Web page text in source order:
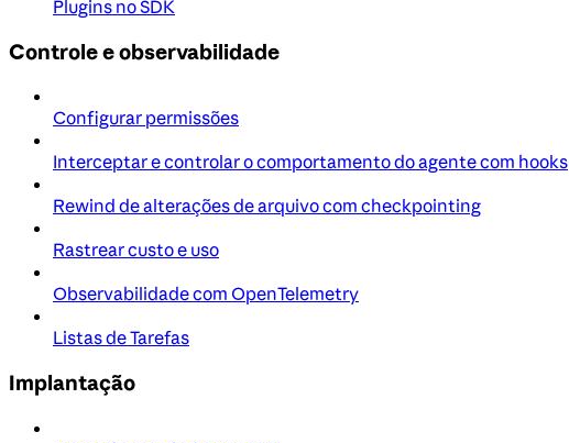
Plugins no SDK
Controle e observabilidade
Configurar permissões
Interceptar e controlar o comportamento do agente com hooks
Rewind de alterações de arquivo com checkpointing
Rastrear custo e uso
Observabilidade com OpenTelemetry
Listas de Tarefas
Implantação